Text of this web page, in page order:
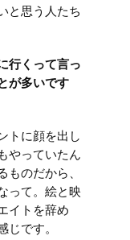
と思う人たち
行くって言っ
が多いです
トに顔を出し
やっていたん
のだから、
って。絵と映
イトを辞め
です。